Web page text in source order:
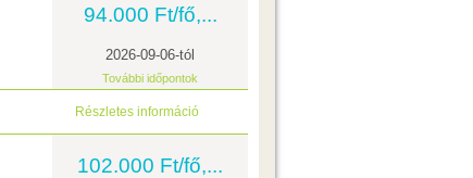
94.000 Ft/fő,...
2026-09-06-tól
További időpontok
Részletes információ
102.000 Ft/fő,...